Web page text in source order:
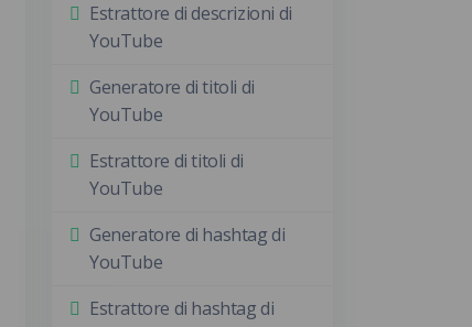
Estrattore di descrizioni di
YouTube
Generatore di titoli di
YouTube
Estrattore di titoli di
YouTube
Generatore di hashtag di
YouTube
Estrattore di hashtag di